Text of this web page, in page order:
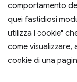
comportamento
quei fastidiosi
utilizza i cookie"
come visualizzare,
cookie di una